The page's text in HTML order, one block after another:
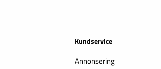
Kundservice
Annonsering